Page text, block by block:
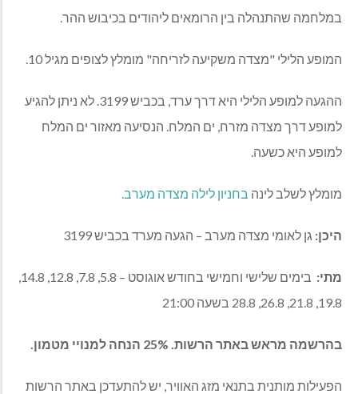
במלחמה שהתנהלה בין הרומאים ליהודים בכיבוש ההר.
המופע הלילי "מצדה משקיעה לזריחה" מומלץ לצופים מגיל 10.
ההגעה למופע הלילי היא דרך ערד, בכביש 3199. לא ניתן להגיע
למופע דרך מצדה מזרח, ים המלח. הנסיעה מאזור ים המלח
למופע היא כשעה.
מומלץ לשלב לינה בחניון לילה מצדה מערב.
היכן: גן לאומי מצדה מערב – הגעה מערד בכביש 3199
מתי:
בימים שלישי וחמישי בחודש אוגוסט – 5.8, 7.8, 12.8, 14.8,
19.8, 21.8, 26.8, 28.8 בשעה 21:00
בהרשמה מראש באתר הרשות. 25% הנחה למנויי מטמון.
הפעילות מותנית בתנאי מזג האוויר, יש להתעדכן באתר הרשות